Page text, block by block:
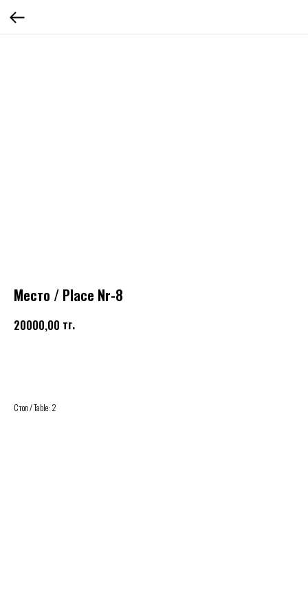
Место / Place Nr-8
20000,00 тг.
Стол / Table: 2